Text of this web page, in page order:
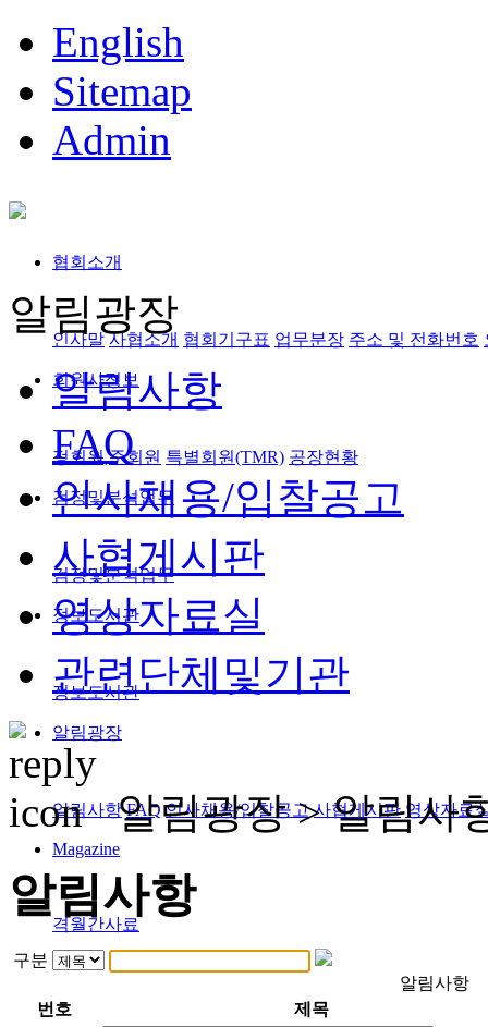
English
Sitemap
Admin
협회소개
인사말 사협소개 협회기구표 업무분장 주소 및 전화번호
회원사정보
정회원,준회원 특별회원(TMR) 공장현황
검정및분석업무
검정및분석업무
정보도서관
정보도서관
알림광장
알림사항 FAQ 인사채용/입찰공고 사협게시판 영상자료
Magazine
격월간사료
알림광장
알림사항
FAQ
인사채용/입찰공고
사협게시판
영상자료실
관련단체및기관
알림광장 >알림사
알림사항
구분
알림사항
번호
제목